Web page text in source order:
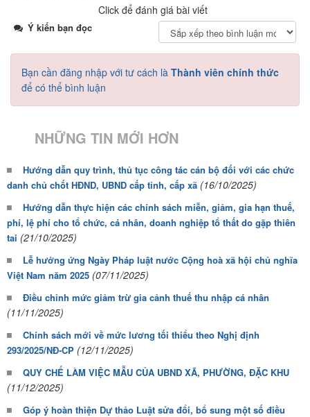
Click để đánh giá bài viết
Ý kiến bạn đọc
Bạn cần đăng nhập với tư cách là Thành viên chính thức
để có thể bình luận
NHỮNG TIN MỚI HƠN
Hướng dẫn quy trình, thủ tục công tác cán bộ đối với các chức
danh chủ chốt HĐND, UBND cấp tỉnh, cấp xã (16/10/2025)
Hướng dẫn thực hiện các chính sách miễn, giảm, gia hạn thuế,
phí, lệ phí cho tổ chức, cá nhân, doanh nghiệp tổ thất do gặp thiên
tai (21/10/2025)
Lễ hưởng ứng Ngày Pháp luật nước Cộng hoà xã hội chủ nghĩa
Việt Nam năm 2025 (07/11/2025)
Điều chỉnh mức giảm trừ gia cảnh thuế thu nhập cá nhân
(11/11/2025)
Chính sách mới về mức lương tối thiểu theo Nghị định
293/2025/NĐ-CP (12/11/2025)
QUY CHẾ LÀM VIỆC MẪU CỦA UBND XÃ, PHƯỜNG, ĐẶC KHU
(11/12/2025)
Góp ý hoàn thiện Dự thảo Luật sửa đổi, bổ sung một số điều